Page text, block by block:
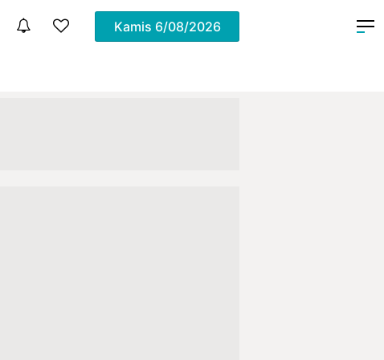
Kamis 6/08/2026